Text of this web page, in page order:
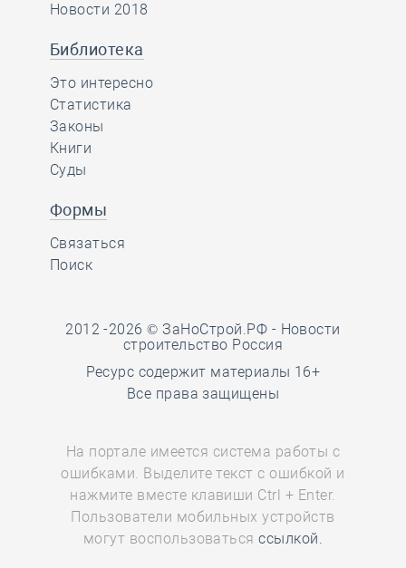
http://zanostroy.ru wants to:
Show notifications
Новости 2018
Библиотека
Это интересно
Статистика
Законы
Книги
Суды
Формы
Связаться
Поиск
2012 -2026 © ЗаНоСтрой.РФ - Новости
строительство Россия
Ресурс содержит материалы 16+
Все права защищены
На портале имеется система работы с
ошибками. Выделите текст с ошибкой и
нажмите вместе клавиши Ctrl + Enter.
Пользователи мобильных устройств
могут воспользоватьсяссылкой.